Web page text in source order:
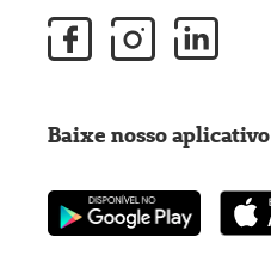
Baixe nosso aplicativo